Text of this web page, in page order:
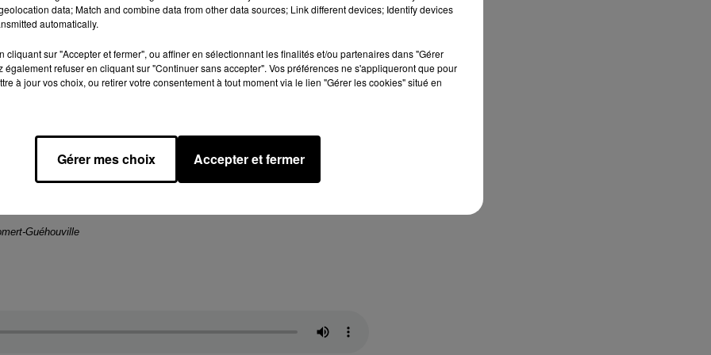
Loir
Alpine, Ferrari...)
Guéhouville
data; Match and combine data from other data sources; Link different devices; Identify devices
automatically.
cliquant sur "Accepter et fermer", ou affiner en sélectionnant les finalités et/ou partenaires dans "Gérer
également refuser en cliquant sur "Continuer sans accepter". Vos préférences ne s'appliqueront que pour
à jour vos choix, ou retirer votre consentement à tout moment via le lien "Gérer les cookies" situé en
Gérer mes choix Accepter et fermer